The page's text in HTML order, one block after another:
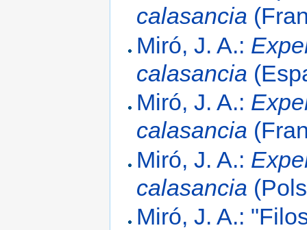
calasancia
Miró, J. A.:
calasancia
Miró, J. A.:
calasancia
Miró, J. A.:
calasancia
Miró, J. A.: